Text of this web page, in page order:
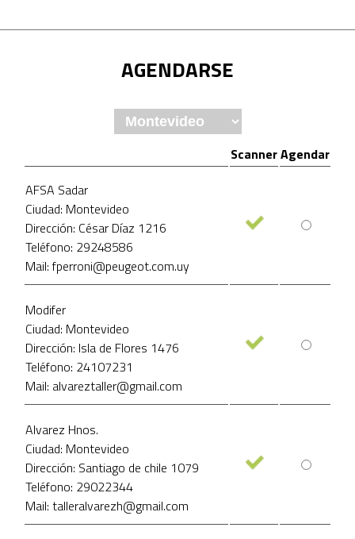
AGENDARSE
ScannerAgendar
AFSA Sadar
Ciudad: Montevideo
Dirección: César Díaz 1216
Teléfono: 29248586
Mail: fperroni@peugeot.com.uy
Modifer
Ciudad: Montevideo
Dirección: Isla de Flores 1476
Teléfono: 24107231
Mail: alvareztaller@gmail.com
Alvarez Hnos.
Ciudad: Montevideo
Dirección: Santiago de chile 1079
Teléfono: 29022344
Mail: talleralvarezh@gmail.com